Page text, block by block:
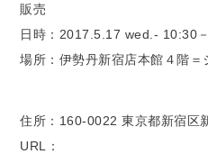
販売
日時：2017.5.17 wed.- 10:30
場所：伊勢丹新宿店本館４階＝
住所：160-0022 東京都新宿区
URL：